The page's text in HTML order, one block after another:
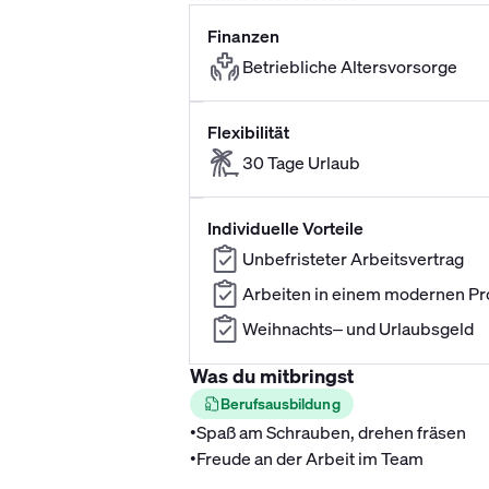
Finanzen
Betriebliche Altersvorsorge
Flexibilität
30 Tage Urlaub
Individuelle Vorteile
Unbefristeter Arbeitsvertrag
Arbeiten in einem modernen
Weihnachts– und Urlaubsgeld
Was du mitbringst
Berufsausbildung
•Spaß am Schrauben, drehen fräsen
•Freude an der Arbeit im Team